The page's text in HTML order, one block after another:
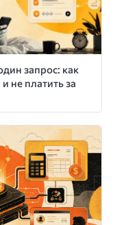
запрос: как
не платить за